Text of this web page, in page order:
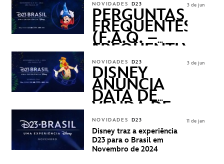
NOVIDADES D23
PERGUNTAS
FREQUENTES
(F.A.Q. –
FREQUENTLY
ASKED
QUESTIONS)
3 de jun
NOVIDADES D23
DISNEY
ANUNCIA
DATA DE
VENDA DE
INGRESSOS
PARA A D23
BRASIL -
UMA
3 de jun
NOVIDADES D23
Disney traz a experiência
D23 para o Brasil em
Novembro de 2024
11 de jan